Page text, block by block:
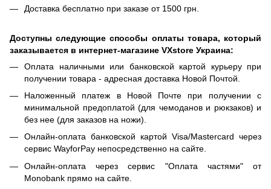
Доставка бесплатно при заказе от 1500 грн.
Доступны следующие способы оплаты товара, который
заказывается в интернет-магазине VXstore Украина:
Оплата наличными или банковской картой курьеру при
получении товара - адресная доставка Новой Почтой.
Наложенный платеж в Новой Почте при получении с
минимальной предоплатой (для чемоданов и рюкзаков) и
без нее (для заказов на ножи).
Онлайн-оплата банковской картой Visa/Mastercard через
сервис WayforPay непосредственно на сайте.
Онлайн-оплата через сервис "Оплата частями" от
Monobank прямо на сайте.